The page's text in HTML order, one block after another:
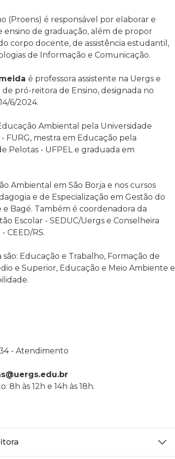
(Proens) é responsável por elaborar e
ensino de graduação, além de propor
corpo docente, de assistência estudantil,
de Informação e Comunicação.
é professora assistente na Uergs e
pró-reitora de Ensino, designada no
6/2024.
Ambiental pela Universidade
FURG, mestra em Educação pela
Pelotas - UFPEL e graduada em
Ambiental em São Borja e nos cursos
e de Especialização em Gestão do
Bagé. Também é coordenadora da
Escolar - SEDUC/Uergs e Conselheira
CEED/RS.
Educação e Trabalho, Formação de
e Superior, Educação e Meio Ambiente e
- Atendimento
8h às 12h e 14h às 18h.